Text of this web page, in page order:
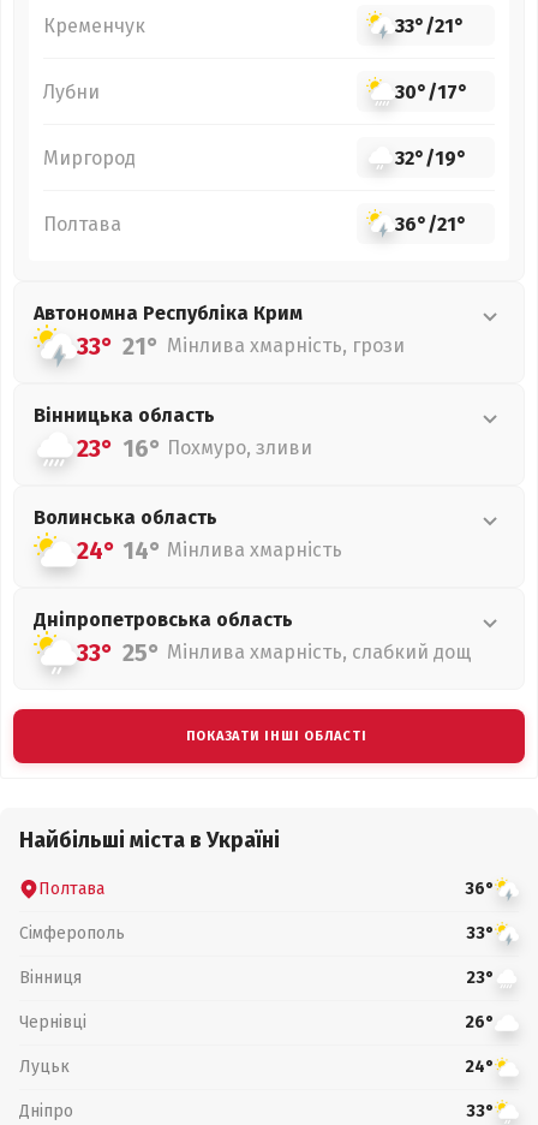
Кременчук 33°/21°
Лубни 30°/17°
Миргород 32°/19°
Полтава 36°/21°
Автономна Республіка Крим
33° 21° Мінлива хмарність, грози
Вінницька область
23° 16° Похмуро, зливи
Волинська область
24° 14° Мінлива хмарність
Дніпропетровська область
33° 25° Мінлива хмарність, слабкий дощ
ПОКАЗАТИ ІНШІ ОБЛАСТІ
Найбільші міста в Україні
Полтава 36°
Сімферополь 33°
Вінниця 23°
Чернівці 26°
Луцьк 24°
Дніпро 33°